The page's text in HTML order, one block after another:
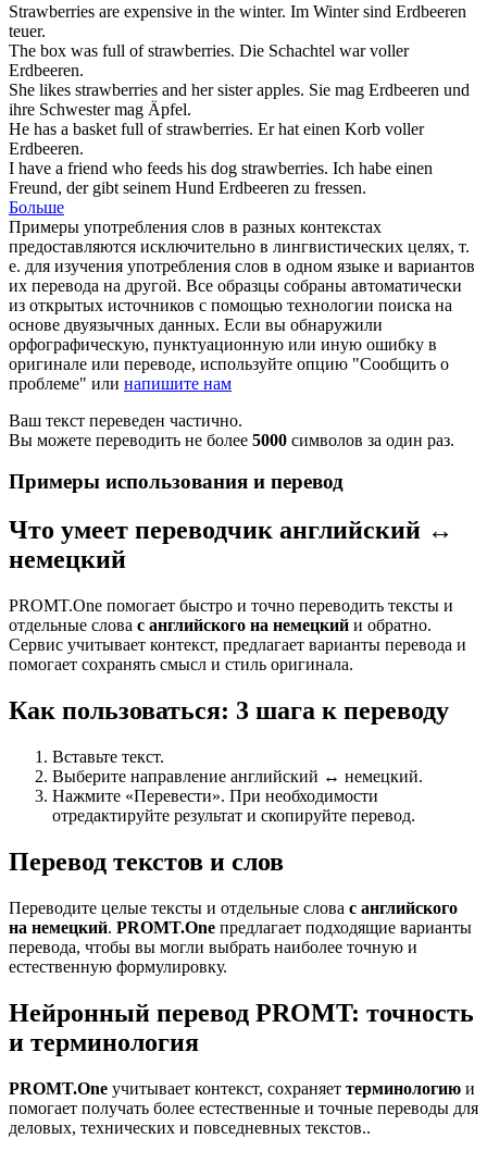
Strawberries are expensive in the winter. Im Winter sind Erdbeeren
teuer.
The box was full ofstrawberries. Die Schachtel war voller
Erdbeeren.
She likes strawberries and her sister apples. Sie mag Erdbeeren und
ihre Schwester mag Äpfel.
He has a basket full ofstrawberries. Er hat einen Korb voller
Erdbeeren.
I have a friend who feeds his dog strawberries. Ich habe einen
Freund, der gibt seinem Hund Erdbeeren zu fressen.
Больше
Примеры употребления слов в разных контекстах
предоставляются исключительно в лингвистических целях, т.
е. для изучения употребления слов в одном языке и вариантов
их перевода на другой. Все образцы собраны автоматически
из открытых источников с помощью технологии поиска на
основе двуязычных данных. Если вы обнаружили
орфографическую, пунктуационную или иную ошибку в
оригинале или переводе, используйте опцию "Сообщить о
проблеме" или напишите нам
Ваш текст переведен частично.
Вы можете переводить не более 5000 символов за один раз.
Примеры использования и перевод
Что умеет переводчик английский ↔
немецкий
PROMT.One помогает быстро и точно переводить тексты и
отдельные слова с английского на немецкий и обратно.
Сервис учитывает контекст, предлагает варианты перевода и
помогает сохранять смысл и стиль оригинала.
Как пользоваться: 3 шага к переводу
Вставьте текст.
Выберите направление английский ↔ немецкий.
Нажмите «Перевести». При необходимости
отредактируйте результат и скопируйте перевод.
Перевод текстов и слов
Переводите целые тексты и отдельные слова с английского
на немецкий. PROMT.One предлагает подходящие варианты
перевода, чтобы вы могли выбрать наиболее точную и
естественную формулировку.
Нейронный перевод PROMT: точность
и терминология
PROMT.One учитывает контекст, сохраняет терминологию и
помогает получать более естественные и точные переводы для
деловых, технических и повседневных текстов..